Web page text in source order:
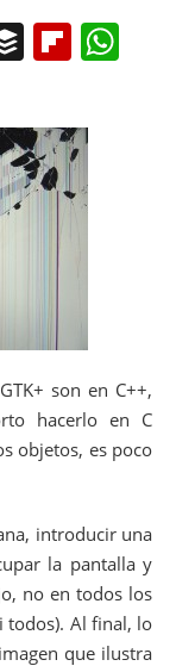
B
f
er
Fl
b
o
ar
son en C++,
hacerlo en C
objetos, es poco
introducir una
la pantalla y
no en todos los
todos). Al final, lo
que ilustra